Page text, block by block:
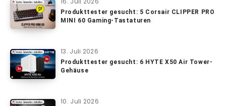
Produkttester gesucht: 5 Corsair CLIPPER PRO
MINI 60 Gaming-Tastaturen
13. Juli 2026
Produkttester gesucht: 6 HYTE X50 Air Tower-
Gehäuse
10. Juli 2026